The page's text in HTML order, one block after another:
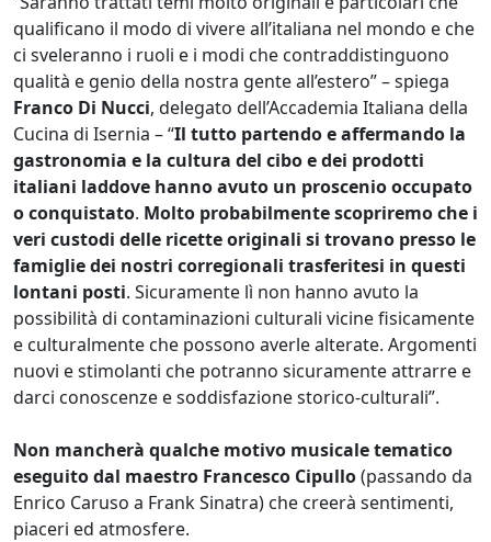
qualificano il modo di vivere all’italiana nel mondo e che
ci sveleranno i ruoli e i modi che contraddistinguono
qualità e genio della nostra gente all’estero” – spiega
Franco Di Nucci, delegato dell’Accademia Italiana della
Cucina di Isernia – “Il tutto partendo e affermando la
gastronomia e la cultura del cibo e dei prodotti
italiani laddove hanno avuto un proscenio occupato
o conquistato. Molto probabilmente scopriremo che i
veri custodi delle ricette originali si trovano presso le
famiglie dei nostri corregionali trasferitesi in questi
lontani posti. Sicuramente lì non hanno avuto la
possibilità di contaminazioni culturali vicine fisicamente
e culturalmente che possono averle alterate. Argomenti
nuovi e stimolanti che potranno sicuramente attrarre e
darci conoscenze e soddisfazione storico-culturali”.
Non mancherà qualche motivo musicale tematico
eseguito dal maestro Francesco Cipullo(passando da
Enrico Caruso a Frank Sinatra) che creerà sentimenti,
piaceri ed atmosfere.